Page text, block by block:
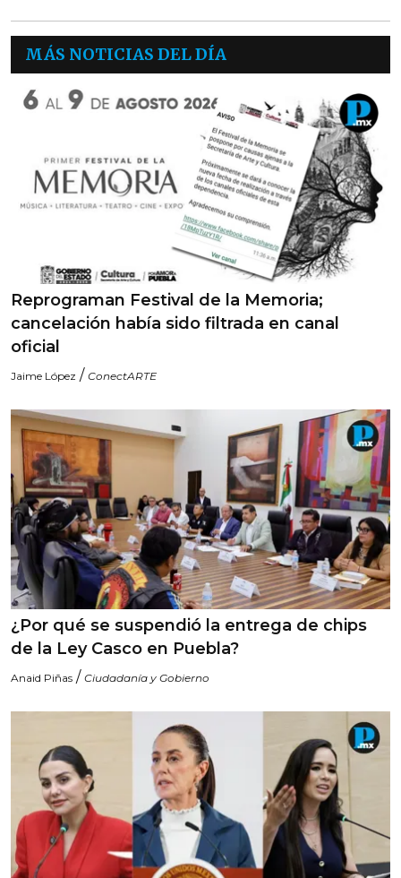
MÁS NOTICIAS DEL DÍA
Reprograman Festival de la Memoria;
cancelación había sido filtrada en canal
oficial
Jaime López / ConectARTE
¿Por qué se suspendió la entrega de chips
de la Ley Casco en Puebla?
Anaid Piñas / Ciudadanía y Gobierno